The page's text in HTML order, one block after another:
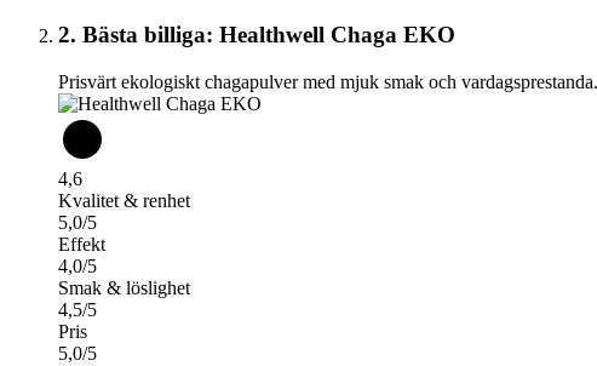
2. Bästa billiga: Healthwell Chaga EKO
Prisvärt ekologiskt chagapulver med mjuk smak och vardagsprestanda.
4,6
Kvalitet & renhet
5,0/5
Effekt
4,0/5
Smak & löslighet
4,5/5
Pris
5,0/5